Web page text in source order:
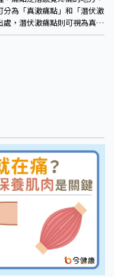
為「真激痛點」和「潛伏激
，潛伏激痛點則可視為真激
真激痛點。痛點平常雖然感